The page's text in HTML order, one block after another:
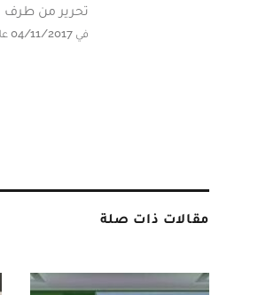
تحرير من طرف
في 04/11/2017 على الساعة 17:30
مقالات ذات صلة